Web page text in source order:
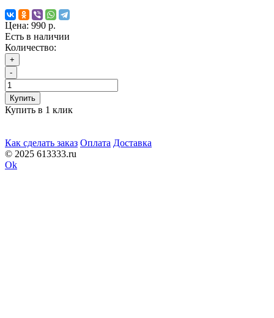
Цена: 990 р.
Есть в наличии
Количество:
+
-
Купить
Купить в 1 клик
Как сделать заказ Оплата Доставка
© 2025 613333.ru
Ok